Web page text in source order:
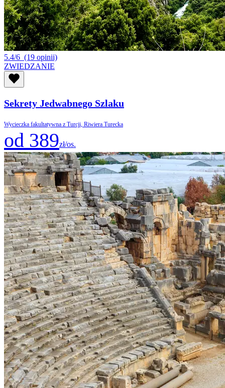
5.4/6 (19 opinii)
ZWIEDZANIE
Sekrety Jedwabnego Szlaku
Wycieczka fakultatywna z Turcji, Riwiera Turecka
od 389zł/os.